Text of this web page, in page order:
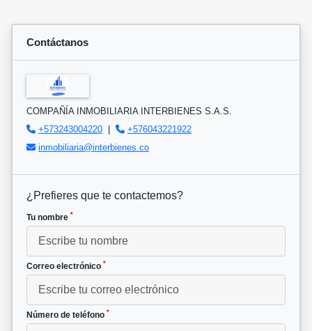
Contáctanos
COMPAÑÍA INMOBILIARIA INTERBIENES S.A.S.
+573243004220 |
+576043221922
inmobiliaria@interbienes.co
¿Prefieres que te contactemos?
Tu nombre *
Correo electrónico *
Número de teléfono *